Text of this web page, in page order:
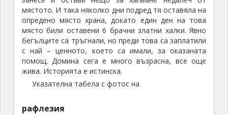
мястото. И така няколко дни подред тя оставяла на
опредено място храна, докато един ден на това
място били оставени 6 брачни златни халки. Явно
бегълците са тръгнали, но преди това са заплатили
с най – ценното, което са имали, за оказаната
помощ. Домина сега е много възрасна, все още
жива. Историята е истинска.
Указателна табела с фотос на
рафлезия